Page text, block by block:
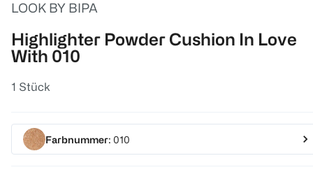
LOOK BY BIPA
Highlighter Powder Cushion In Love
With 010
1 Stück
Farbnummer: 010